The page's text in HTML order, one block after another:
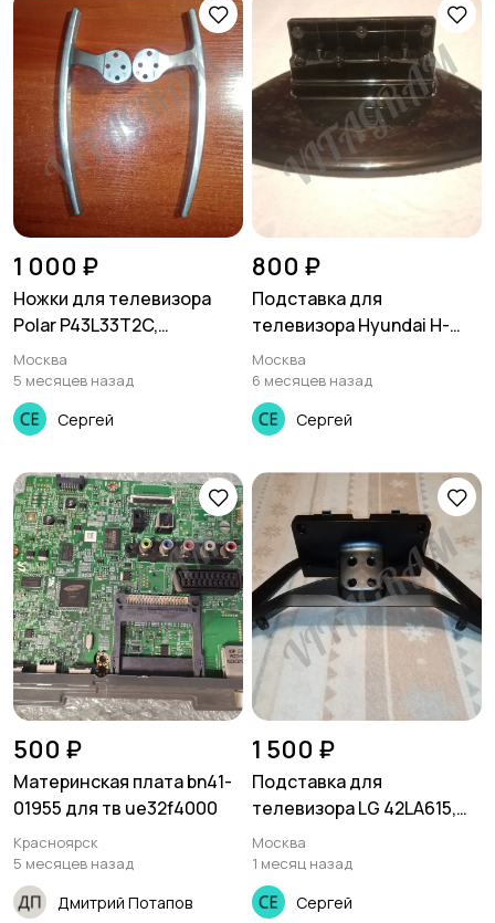
1 000 ₽
Ножки для телевизора
Polar P43L33T2C,
P43L21T2SCSM ,43DK-F
Москва
5 месяцев назад
Сергей
800 ₽
Подставка для
телевизора Hyundai H-
LCD 3212
Москва
6 месяцев назад
Сергей
500 ₽
Материнская плата bn41-
01955 для тв ue32f4000
Красноярск
5 месяцев назад
Дмитрий Потапов
1 500 ₽
Подставка для
телевизора LG 42LA615,
42LA620, 42LN540,
42LN570
Москва
1 месяц назад
Сергей